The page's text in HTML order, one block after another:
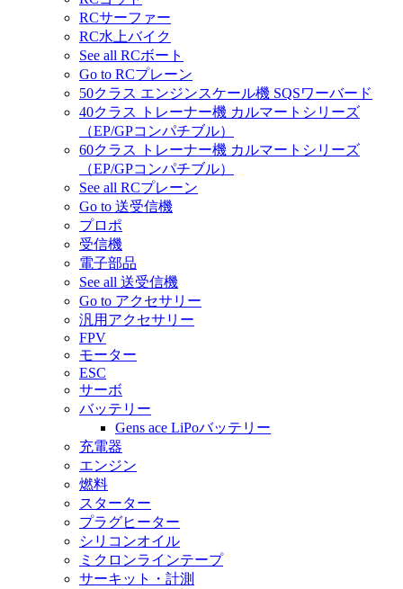
RCサーファー
RC水上バイク
See all RCボート
Go to RCプレーン
50クラス エンジンスケール機 SQSワーバード
40クラス トレーナー機 カルマートシリーズ
（EP/GPコンパチブル）
60クラス トレーナー機 カルマートシリーズ
（EP/GPコンパチブル）
See all RCプレーン
Go to 送受信機
プロポ
受信機
電子部品
See all 送受信機
Go to アクセサリー
汎用アクセサリー
FPV
モーター
ESC
サーボ
バッテリー
Gens ace LiPoバッテリー
充電器
エンジン
燃料
スターター
プラグヒーター
シリコンオイル
ミクロンラインテープ
サーキット・計測